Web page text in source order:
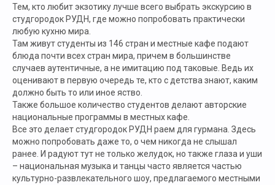
Тем, кто любит экзотику лучше всего выбрать экскурсию в
студгородок РУДН, где можно попробовать практически
любую кухню мира.
Там живут студенты из 146 стран и местные кафе подают
блюда почти всех стран мира, причем в большинстве
случаев аутентичные, а не имитацию под таковые. Ведь их
оценивают в первую очередь те, кто с детства знают, каким
должно быть то или иное яство.
Также большое количество студентов делают авторские
национальные программы в местных кафе.
Все это делает студгородок РУДН раем для гурмана. Здесь
можно попробовать даже то, о чем никогда не слышал
ранее. И радуют тут не только желудок, но также глаза и уши
– национальная музыка и танцы часто является частью
культурно-развлекательного шоу, предлагаемого местными